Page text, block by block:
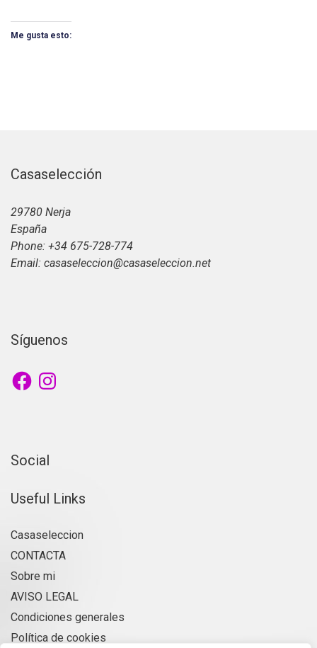
Me gusta esto:
Casaselección
29780 Nerja
España
Phone: +34 675-728-774
Email: casaseleccion@casaseleccion.net
Síguenos
FacebookInstagram
Social
Useful Links
Casaseleccion
CONTACTA
Sobre mi
AVISO LEGAL
Condiciones generales
Política de cookies